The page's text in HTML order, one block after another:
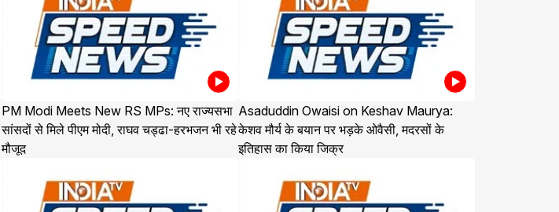
PM Modi Meets New RS MPs: नए राज्यसभा
सांसदों से मिले पीएम मोदी, राघव चड्ढा-हरभजन भी रहे
मौजूद
Asaduddin Owaisi on Keshav Maurya:
केशव मौर्य के बयान पर भड़के ओवैसी, मदरसों के
इतिहास का किया जिक्र